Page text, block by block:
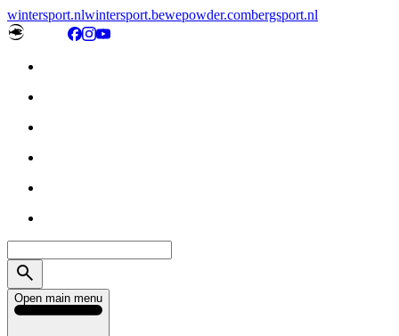
wintersport.nlwintersport.bewepowder.combergsport.nl
Open main menu